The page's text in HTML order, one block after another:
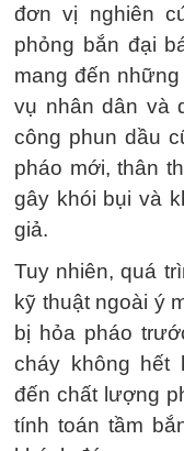
đơn vị nghiên
phỏng bắn đại
mang đến
vụ nhân dân và
công phun dầu
pháo mới, thân
gây khói bụi và
giả.
Tuy nhiên, quá
kỹ thuật ngoài ý
bị hỏa pháo
cháy không hết
đến chất lượng
tính toán tầm